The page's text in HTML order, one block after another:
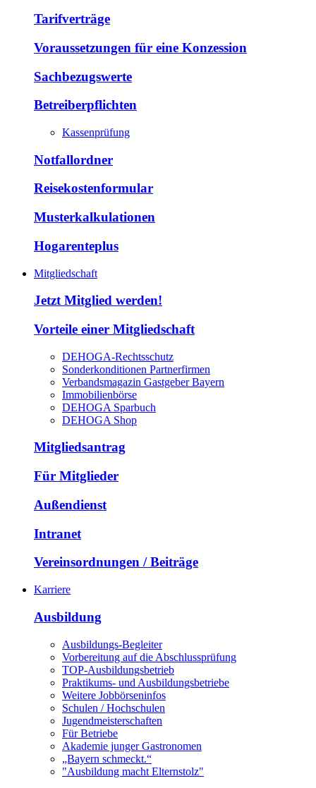
Tarifverträge
Voraussetzungen für eine Konzession
Sachbezugswerte
Betreiberpflichten
Kassenprüfung
Notfallordner
Reisekostenformular
Musterkalkulationen
Hogarenteplus
Mitgliedschaft
Jetzt Mitglied werden!
Vorteile einer Mitgliedschaft
DEHOGA-Rechtsschutz
Sonderkonditionen Partnerfirmen
Verbandsmagazin Gastgeber Bayern
Immobilienbörse
DEHOGA Sparbuch
DEHOGA Shop
Mitgliedsantrag
Für Mitglieder
Außendienst
Intranet
Vereinsordnungen / Beiträge
Karriere
Ausbildung
Ausbildungs-Begleiter
Vorbereitung auf die Abschlussprüfung
TOP-Ausbildungsbetrieb
Praktikums- und Ausbildungsbetriebe
Weitere Jobbörseninfos
Schulen / Hochschulen
Jugendmeisterschaften
Für Betriebe
Akademie junger Gastronomen
„Bayern schmeckt.“
"Ausbildung macht Elternstolz"